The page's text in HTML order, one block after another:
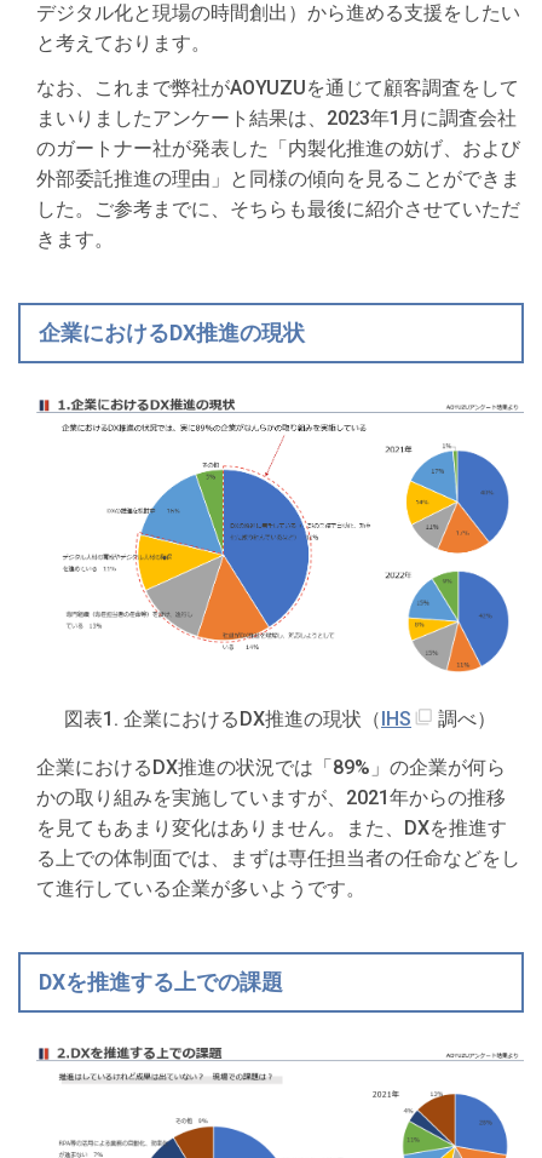
デジタル化と現場の時間創出）から進める支援をしたい
と考えております。
なお、これまで弊社がAOYUZUを通じて顧客調査をして
まいりましたアンケート結果は、2023年1月に調査会社
のガートナー社が発表した「内製化推進の妨げ、および
外部委託推進の理由」と同様の傾向を見ることができま
した。ご参考までに、そちらも最後に紹介させていただ
きます。
企業におけるDX推進の現状
図表1. 企業におけるDX推進の現状（ IHS 調べ）
企業におけるDX推進の状況では「89%」の企業が何ら
かの取り組みを実施していますが、2021年からの推移
を見てもあまり変化はありません。また、DXを推進す
る上での体制面では、まずは専任担当者の任命などをし
て進行している企業が多いようです。
DXを推進する上での課題